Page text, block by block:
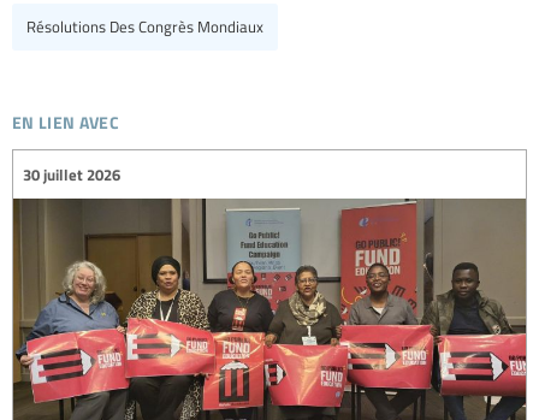
Résolutions Des Congrès Mondiaux
en lien avec
30 juillet 2026